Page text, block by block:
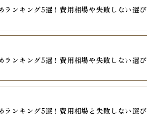
ランキング5選！費用相場や失敗しない選び
ランキング5選！費用相場や失敗しない選び
ランキング5選！費用相場と失敗しない選び